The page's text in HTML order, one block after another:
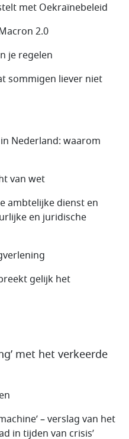
met Oekraïnebeleid
2.0
je regelen
sommigen liever niet
Nederland: waarom
van wet
ambtelijke dienst en
en juridische
gelijk het
met het verkeerde
– verslag van het
in tijden van crisis’